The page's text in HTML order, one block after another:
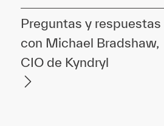
Preguntas y respuestas
con Michael Bradshaw,
CIO de Kyndryl